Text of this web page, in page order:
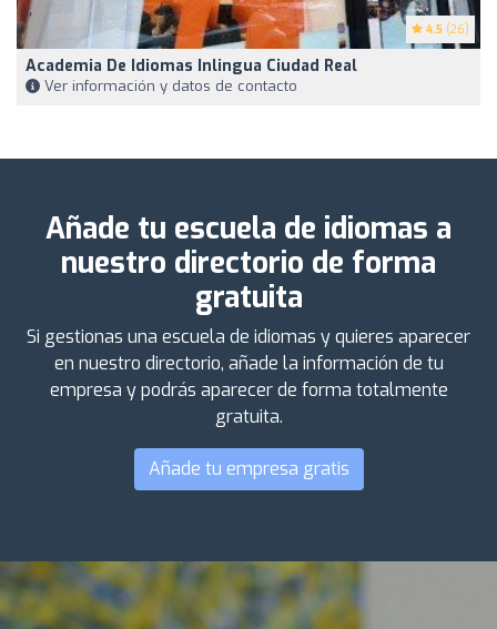
4.5 (26)
Academia De Idiomas Inlingua Ciudad Real
Ver información y datos de contacto
Añade tu escuela de idiomas a
nuestro directorio de forma
gratuita
Si gestionas una escuela de idiomas y quieres aparecer
en nuestro directorio, añade la información de tu
empresa y podrás aparecer de forma totalmente
gratuita.
Añade tu empresa gratis